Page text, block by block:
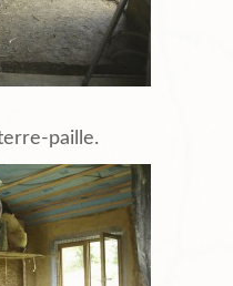
paille.